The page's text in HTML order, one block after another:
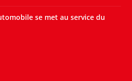
se met au service du